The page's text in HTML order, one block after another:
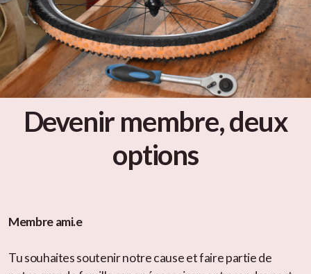
Devenir membre, deux
options
Membre ami.e
Tu souhaites soutenir notre cause et faire partie de